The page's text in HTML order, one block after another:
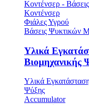
Κοντένσερ -
Κοντένσερ
Φιάλες Υγρού
Βάσεις Ψυκτικών
Υλικά
Βιομηχανικής
Υλικά
Ψύξης
Accumulator